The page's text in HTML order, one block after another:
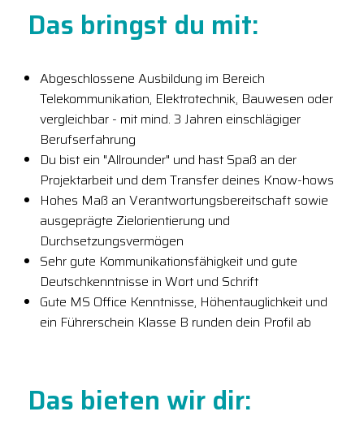
Das bringst du mit:
Abgeschlossene Ausbildung im Bereich
Telekommunikation, Elektrotechnik, Bauwesen oder
vergleichbar - mit mind. 3 Jahren einschlägiger
Berufserfahrung
Du bist ein "Allrounder" und hast Spaß an der
Projektarbeit und dem Transfer deines Know-hows
Hohes Maß an Verantwortungsbereitschaft sowie
ausgeprägte Zielorientierung und
Durchsetzungsvermögen
Sehr gute Kommunikationsfähigkeit und gute
Deutschkenntnisse in Wort und Schrift
Gute MS Office Kenntnisse, Höhentauglichkeit und
ein Führerschein Klasse B runden dein Profil ab
Das bieten wir dir: